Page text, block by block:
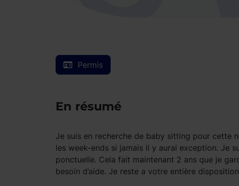
Permis
En résumé
Je suis en recherche de baby sitting pour cette
les week-ends si jamais il y aurai exception. Je
ponctuelle. Cela fait maintenant 2 ans que je
besoin d’aide. Je reste a votre entière